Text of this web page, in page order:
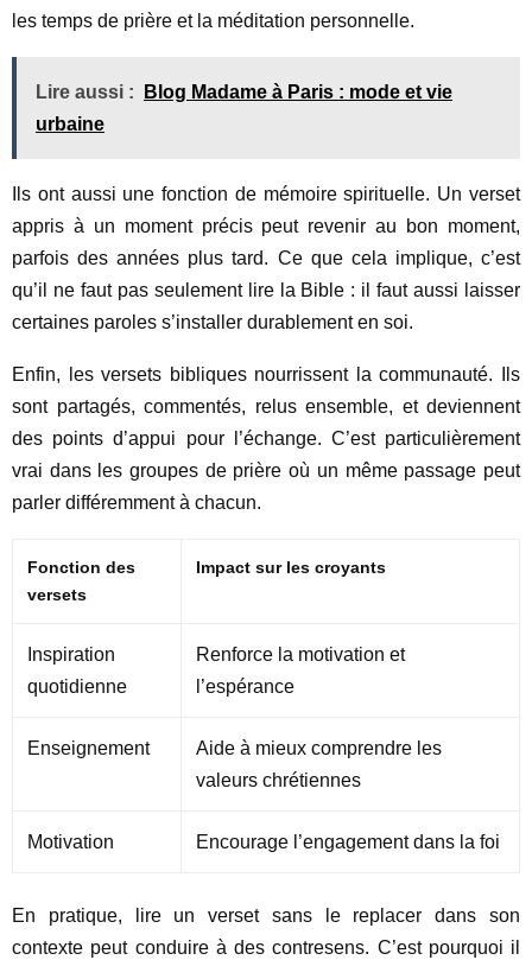
les temps de prière et la méditation personnelle.
Lire aussi :
Blog Madame à Paris : mode et vie
urbaine
Ils ont aussi une fonction de mémoire spirituelle. Un verset
appris à un moment précis peut revenir au bon moment,
parfois des années plus tard. Ce que cela implique, c’est
qu’il ne faut pas seulement lire la Bible : il faut aussi laisser
certaines paroles s’installer durablement en soi.
Enfin, les versets bibliques nourrissent la communauté. Ils
sont partagés, commentés, relus ensemble, et deviennent
des points d’appui pour l’échange. C’est particulièrement
vrai dans les groupes de prière où un même passage peut
parler différemment à chacun.
Fonction des
versets
Impact sur les croyants
Inspiration
quotidienne
Renforce la motivation et
l’espérance
Enseignement
Aide à mieux comprendre les
valeurs chrétiennes
Motivation Encourage l’engagement dans la foi
En pratique, lire un verset sans le replacer dans son
contexte peut conduire à des contresens. C’est pourquoi il